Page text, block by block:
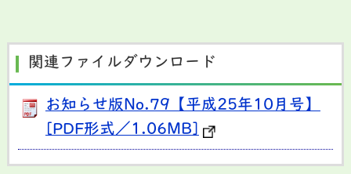
関連ファイルダウンロード
お知らせ版No.79【平成25年10月号】
[PDF形式／1.06MB]